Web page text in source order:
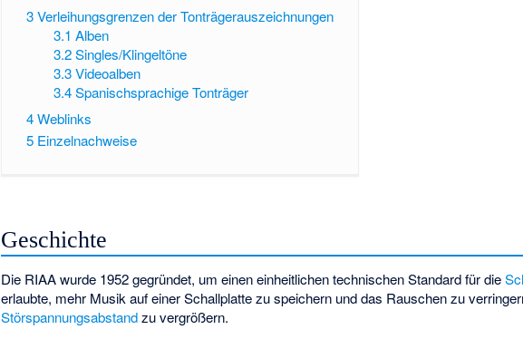
3Verleihungsgrenzen der Tonträgerauszeichnungen
3.1 Alben
3.2 Singles/Klingeltöne
3.3 Videoalben
3.4 Spanischsprachige Tonträger
4Weblinks
5 Einzelnachweise
Geschichte
Die RIAA wurde 1952 gegründet, um einen einheitlichen technischen Standard für die
erlaubte, mehr Musik auf einer Schallplatte zu speichern und das Rauschen zu
Störspannungsabstandzu vergrößern.